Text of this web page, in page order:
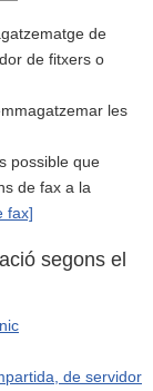
de
de fitxers o
les
possible que
de fax a la
fax]
segons el
de servidor